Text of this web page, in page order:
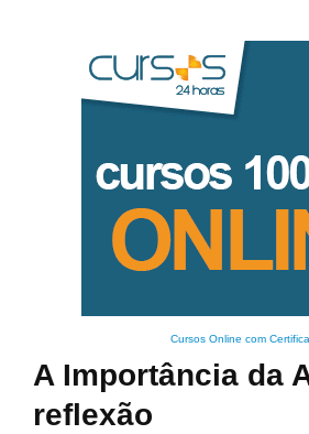
Cursos Online com
A Importância da
reflexão